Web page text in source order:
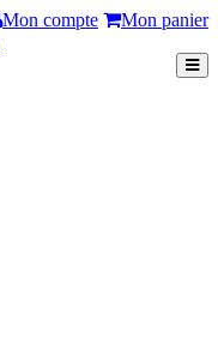
Mon compte
Mon panier